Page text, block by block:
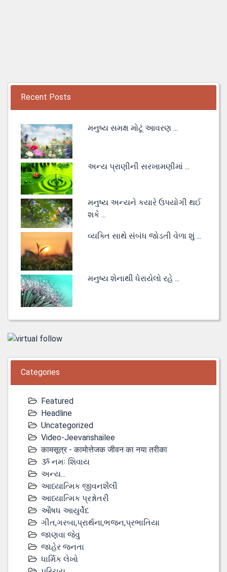
Recent Posts
મનુષ્ય સમક્ષ મોટૂં આવરણ ...
અન્ય પ્રાણીની સરખામણીમાં ...
મનુષ્ય અન્યને કયારે ઉપયોગી થઈ
શકે ...
વ્યક્તિ સાથે સંબંધ જોડતી વેળા શું ...
મનુષ્ય શેનાથી ધેરાયેલો રહે ...
Categories
Featured
Headline
Uncategorized
Video-Jeevanshailee
कामसूत्र - कामोत्तेजक जीवन का नया तरीका
ૐ નમઃ શિવાય
અન્ય...
આધ્યાત્મિક જીવનશૈલી
આધ્યાત્મિક પ્રશ્નોતરી
ઔષધ આયુર્વેદ
ગીત,ગરબા,પ્રાર્થના,ભજન,પ્રભાતિયા
જાણવા જેવુ
જાહેર જનતા
ધાર્મિક લેખો